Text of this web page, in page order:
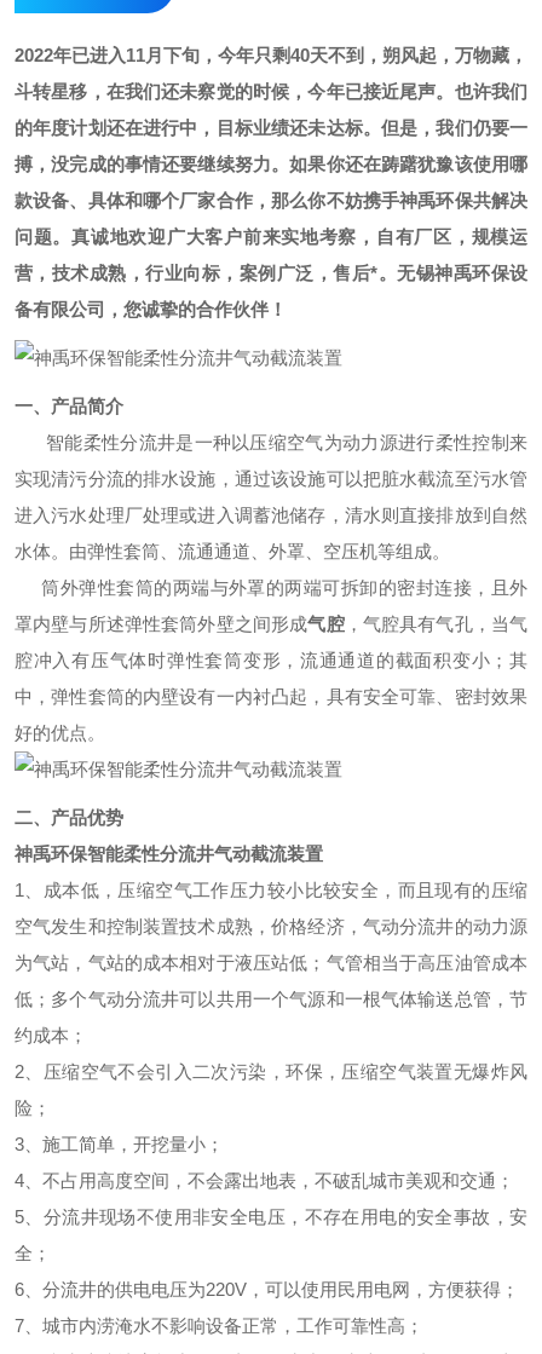
2022年已进入11月下旬， 今年只剩40天不到， 朔风起，万物藏，
斗转星移，在我们还未察觉的时候，今年已接近尾声。也许我们
的年度计划还在进行中，目标业绩还未达标。但是，我们仍要一
搏，没完成的事情还要继续努力。如果你还在踌躇犹豫该使用哪
款设备、具体和哪个厂家合作，那么你不妨携手神禹环保共解决
问题。真诚地欢迎广大客户前来实地考察，自有厂区，规模运
营，技术成熟，行业向标，案例广泛，售后*。无锡神禹环保设
备有限公司，您诚挚的合作伙伴！
一、产品简介
智能柔性分流井是一种以压缩空气为动力源进行柔性控制来
实现清污分流的排水设施，通过该设施可以把脏水截流至污水管
进入污水处理厂处理或进入调蓄池储存，清水则直接排放到自然
水体。由弹性套筒、流通通道、外罩、空压机等组成。
筒外弹性套筒的两端与外罩的两端可拆卸的密封连接，且外
罩内壁与所述弹性套筒外壁之间形成气腔，气腔具有气孔，当气
腔冲入有压气体时弹性套筒变形，流通通道的截面积变小；其
中，弹性套筒的内壁设有一内衬凸起，具有安全可靠、密封效果
好的优点。
二、 产品优势
神禹环保智能柔性分流井气动截流装置
1、成本低，压缩空气工作压力较小比较安全，而且现有的压缩
空气发生和控制装置技术成熟，价格经济，气动分流井的动力源
为气站，气站的成本相对于液压站低；气管相当于高压油管成本
低；多个气动分流井可以共用一个气源和一根气体输送总管，节
约成本；
2、压缩空气不会引入二次污染，环保，压缩空气装置无爆炸风
险；
3、施工简单，开挖量小；
4、不占用高度空间，不会露出地表，不破乱城市美观和交通；
5、分流井现场不使用非安全电压，不存在用电的安全事故，安
全；
6、分流井的供电电压为220V，可以使用民用电网，方便获得；
7、城市内涝淹水不影响设备正常，工作可靠性高；